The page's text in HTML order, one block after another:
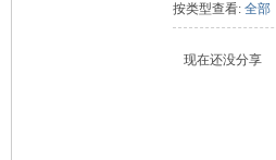
按类型查看: 全部
现在还没分享